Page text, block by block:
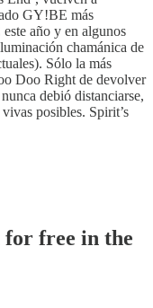
GY!BE más
año y en algunos
chamánica de
Sólo la más
Doo Right de devolver
debió distanciarse,
posibles. Spirit’s
for free in the